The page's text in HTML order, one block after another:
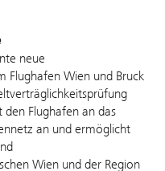
neue
Flughafen Wien und Bruck
Flughafen an das
an und ermöglicht
Wien und der Region